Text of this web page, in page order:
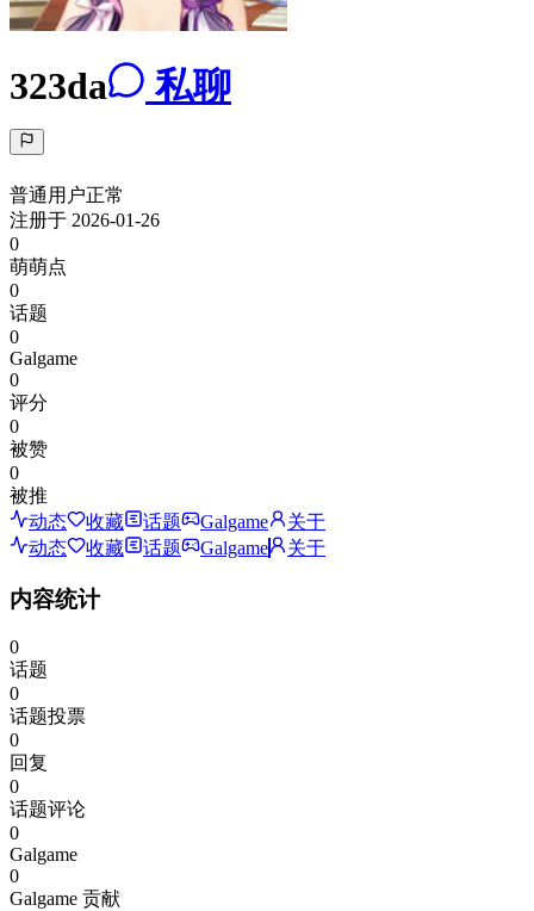
323da 私聊
普通用户正常
注册于 2026-01-26
0
萌萌点
0
话题
0
Galgame
0
评分
0
被赞
0
被推
动态
收藏 话题 Galgame
关于
动态
收藏 话题 Galgame 关于
内容统计
0
话题
0
话题投票
0
回复
0
话题评论
0
Galgame
0
Galgame 贡献